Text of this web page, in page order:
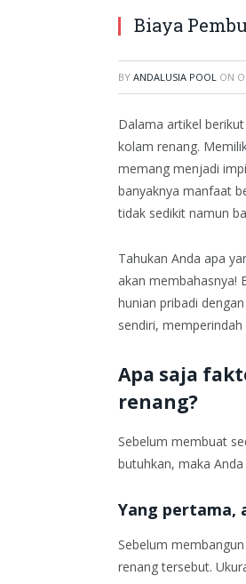
Biaya
BY ANDALUSIA POOL ON
Dalama artikel
kolam renang.
memang menjadi
banyaknya manfaat
tidak sedikit namun
Tahukan Anda apa
akan membahasnya!
hunian pribadi
sendiri,
Apa saja
renang?
Sebelum membuat
butuhkan, maka
Yang pertama,
Sebelum
renang tersebut.